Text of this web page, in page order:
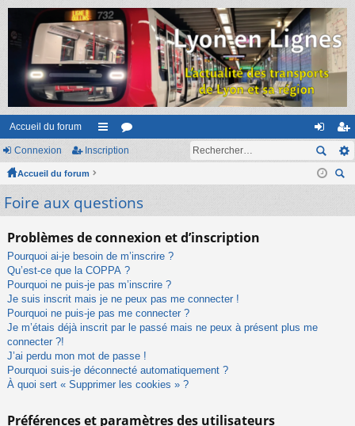
Accueil du forum
ac
ur
s
or
m
on
ne
ns
cri
Connexion Inscription
Accueil du forum
Foire aux questions
Problèmes de connexion et d’inscription
Pourquoi ai-je besoin de m’inscrire ?
Qu’est-ce que la COPPA ?
Pourquoi ne puis-je pas m’inscrire ?
Je suis inscrit mais je ne peux pas me connecter !
Pourquoi ne puis-je pas me connecter ?
Je m’étais déjà inscrit par le passé mais ne peux à présent plus me
connecter ?!
J’ai perdu mon mot de passe !
Pourquoi suis-je déconnecté automatiquement ?
À quoi sert « Supprimer les cookies » ?
Préférences et paramètres des utilisateurs